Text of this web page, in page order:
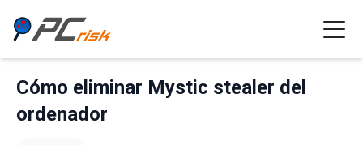
Cómo eliminar Mystic stealer del
ordenador